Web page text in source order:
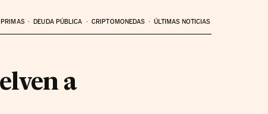
DEUDA PÚBLICA CRIPTOMONEDAS ÚLTIMAS NOTICIAS
a